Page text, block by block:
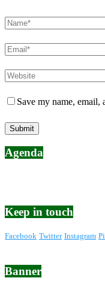
Save my name,
Agenda
Keep in touch
Facebook Twitter Instagram
Banner